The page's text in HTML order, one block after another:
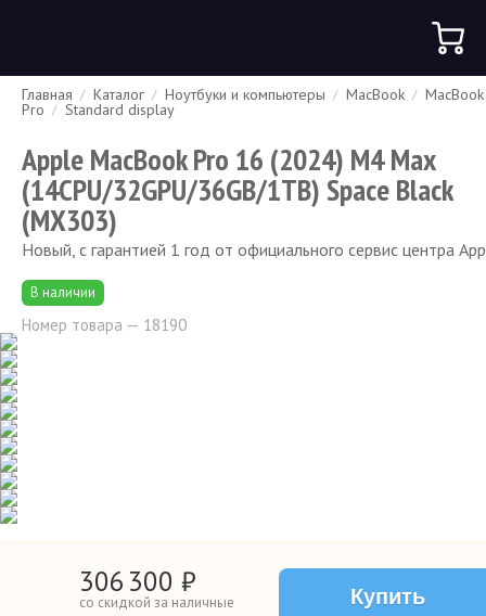
Гарантия Доставка и оплата Спецпредложения Скидки
Главная Каталог Ноутбуки и компьютеры MacBook MacBook
Pro Standard display
Apple MacBook Pro 16 (2024) M4 Max
(14CPU/32GPU/36GB/1TB) Space Black
(MX303)
Новый, с гарантией 1 год от официального сервис центра
В наличии
Номер товара — 18190
306 300 ₽
со скидкой за наличные Купить